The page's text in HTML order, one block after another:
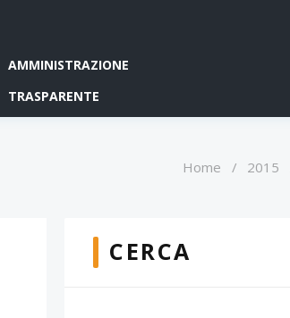
AMMINISTRAZIONE
TRASPARENTE
Home / 2015
CERCA